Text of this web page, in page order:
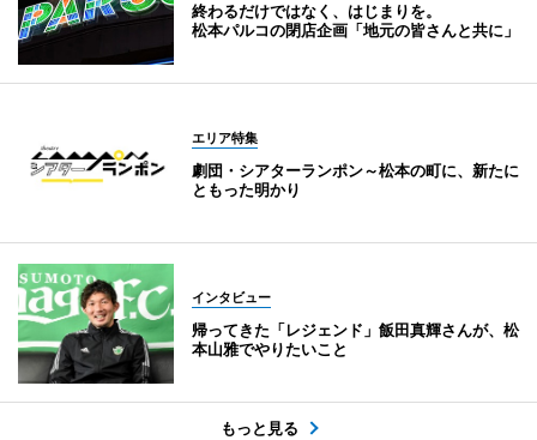
終わるだけではなく、はじまりを。
松本パルコの閉店企画「地元の皆さんと共に」
エリア特集
劇団・シアターランポン～松本の町に、新たに
ともった明かり
インタビュー
帰ってきた「レジェンド」飯田真輝さんが、松
本山雅でやりたいこと
もっと見る